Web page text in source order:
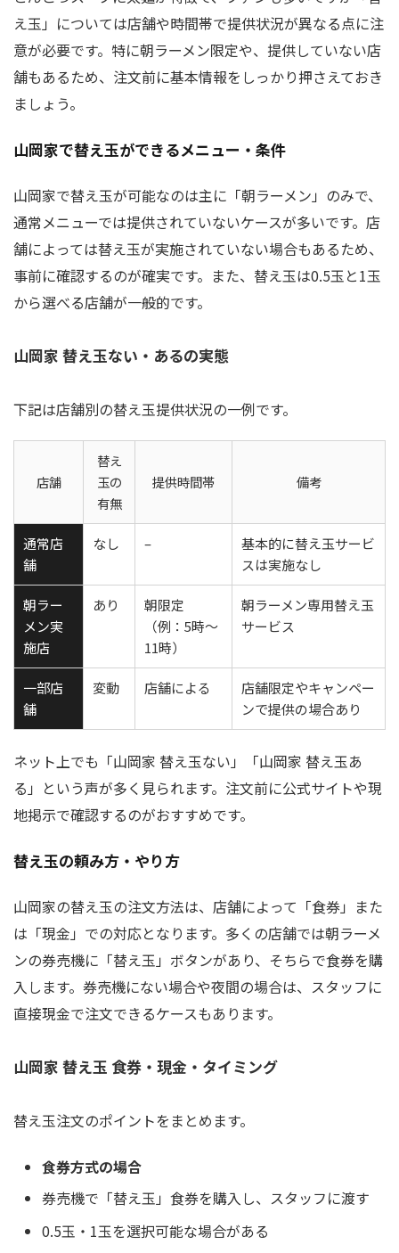
え玉」については店舗や時間帯で提供状況が異なる点に注
意が必要です。特に朝ラーメン限定や、提供していない店
舗もあるため、注文前に基本情報をしっかり押さえておき
ましょう。
山岡家で替え玉ができるメニュー・条件
山岡家で替え玉が可能なのは主に「朝ラーメン」のみで、
通常メニューでは提供されていないケースが多いです。店
舗によっては替え玉が実施されていない場合もあるため、
事前に確認するのが確実です。また、替え玉は0.5玉と1玉
から選べる店舗が一般的です。
山岡家 替え玉ない・あるの実態
下記は店舗別の替え玉提供状況の一例です。
店舗
替え
玉の
有無
提供時間帯 備考
通常店
舗
なし –
基本的に替え玉サービ
スは実施なし
朝ラー
メン実
施店
あり
朝限定
（例：5時～
11時）
朝ラーメン専用替え玉
サービス
一部店
舗
変動 店舗による
店舗限定やキャンペー
ンで提供の場合あり
ネット上でも「山岡家 替え玉ない」「山岡家 替え玉あ
る」という声が多く見られます。注文前に公式サイトや現
地掲示で確認するのがおすすめです。
替え玉の頼み方・やり方
山岡家の替え玉の注文方法は、店舗によって「食券」また
は「現金」での対応となります。多くの店舗では朝ラーメ
ンの券売機に「替え玉」ボタンがあり、そちらで食券を購
入します。券売機にない場合や夜間の場合は、スタッフに
直接現金で注文できるケースもあります。
山岡家 替え玉 食券・現金・タイミング
替え玉注文のポイントをまとめます。
食券方式の場合
券売機で「替え玉」食券を購入し、スタッフに渡す
0.5玉・1玉を選択可能な場合がある